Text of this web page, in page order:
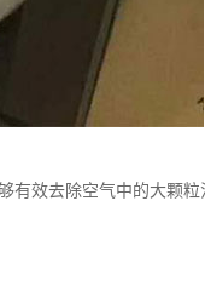
有效去除空气中的大颗粒